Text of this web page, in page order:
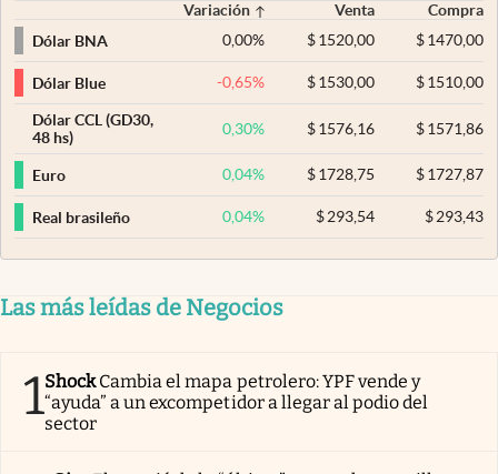
Variación Venta
Compra
Dólar BNA
0,00% $ 1520,00 $1470,00
Dólar Blue -0,65% $ 1530,00 $1510,00
Dólar CCL (GD30,
48 hs)
0,30% $ 1576,16 $1571,86
Euro 0,04% $ 1728,75 $1727,87
Real brasileño 0,04% $293,54 $293,43
Las más leídas de Negocios
1Shock Cambia el mapa petrolero: YPF vende y
“ayuda” a un excompetidor a llegar al podio del
sector